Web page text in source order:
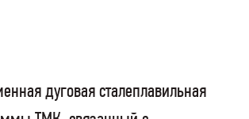
дуговая сталеплавильная